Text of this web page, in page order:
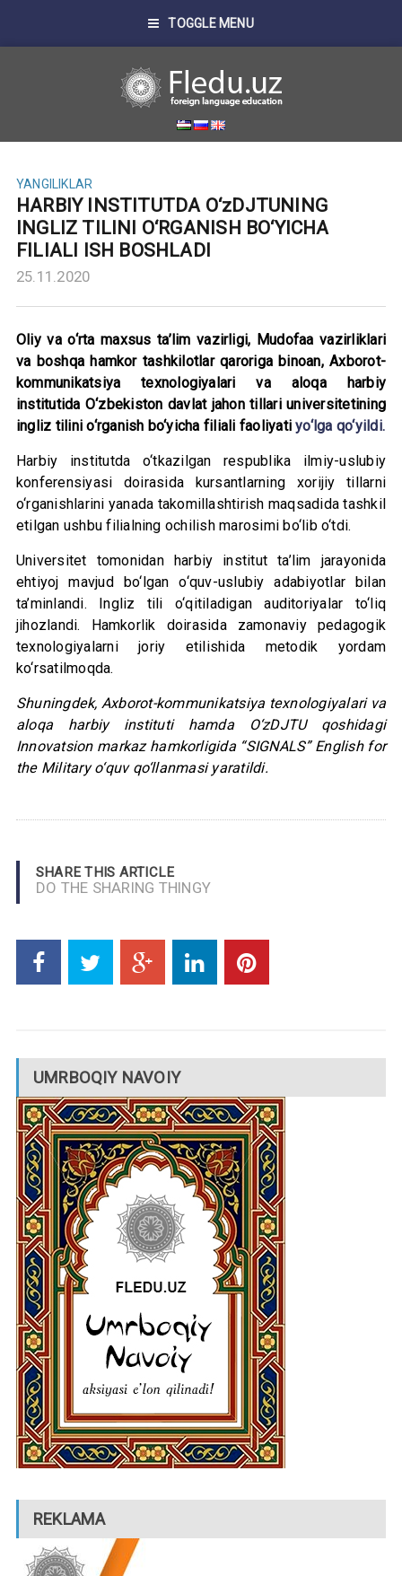
TOGGLE MENU
YANGILIKLAR
HARBIY INSTITUTDA O‘zDJTUNING
INGLIZ TILINI O‘RGANISH BO‘YICHA
FILIALI ISH BOSHLADI
25.11.2020
Oliy va o‘rta maxsus ta’lim vazirligi, Mudofaa vazirliklari
va boshqa hamkor tashkilotlar qaroriga binoan, Axborot-
kommunikatsiya texnologiyalari va aloqa harbiy
institutida O‘zbekiston davlat jahon tillari universitetining
ingliz tilini o‘rganish bo‘yicha filiali faoliyatiyo‘lga qo‘yildi.
Harbiy institutda o‘tkazilgan respublika ilmiy-uslubiy
konferensiyasi doirasida kursantlarning xorijiy tillarni
o‘rganishlarini yanada takomillashtirish maqsadida tashkil
etilgan ushbu filialning ochilish marosimi bo‘lib o‘tdi.
Universitet tomonidan harbiy institut ta’lim jarayonida
ehtiyoj mavjud bo‘lgan o‘quv-uslubiy adabiyotlar bilan
ta’minlandi. Ingliz tili o‘qitiladigan auditoriyalar to‘liq
jihozlandi. Hamkorlik doirasida zamonaviy pedagogik
texnologiyalarni joriy etilishida metodik yordam
ko‘rsatilmoqda.
Shuningdek, Axborot-kommunikatsiya texnologiyalari va
aloqa harbiy instituti hamda O‘zDJTU qoshidagi
Innovatsion markaz hamkorligida “SIGNALS” English for
the Military o‘quv qo‘llanmasi yaratildi.
SHARE THIS ARTICLE
DO THE SHARING THINGY
UMRBOQIY NAVOIY
REKLAMA